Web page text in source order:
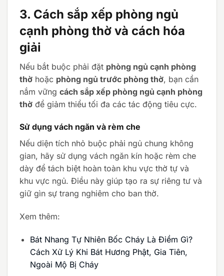
12.400.000 ₫.
11.300.000 ₫.
3. Cách sắp xếp phòng ngủ
cạnh phòng thờ và cách hóa
giải
Nếu bắt buộc phải đặt phòng ngủ cạnh phòng
thờ hoặc phòng ngủ trước phòng thờ, bạn cần
nắm vững cách sắp xếp phòng ngủ cạnh phòng
thờ để giảm thiểu tối đa các tác động tiêu cực.
Sử dụng vách ngăn và rèm che
Nếu diện tích nhỏ buộc phải ngủ chung không
gian, hãy sử dụng vách ngăn kín hoặc rèm che
dày để tách biệt hoàn toàn khu vực thờ tự và
khu vực ngủ. Điều này giúp tạo ra sự riêng tư và
giữ gìn sự trang nghiêm cho ban thờ.
Xem thêm:
Bát Nhang Tự Nhiên Bốc Cháy Là Điềm Gì?
Cách Xử Lý Khi Bát Hương Phật, Gia Tiên,
Ngoài Mộ Bị Cháy